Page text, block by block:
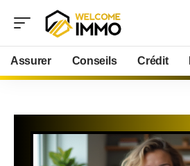
Assurer Conseils Crédit